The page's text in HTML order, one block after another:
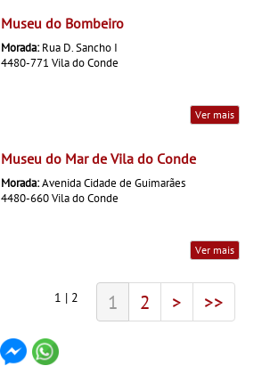
Museu do Bombeiro
Morada: Rua D. Sancho I
4480-771 Vila do Conde
Ver mais
Museu do Mar de Vila do Conde
Morada:Avenida Cidade de Guimarães
4480-660 Vila do Conde
Ver mais
1 | 2 1 2 > >>